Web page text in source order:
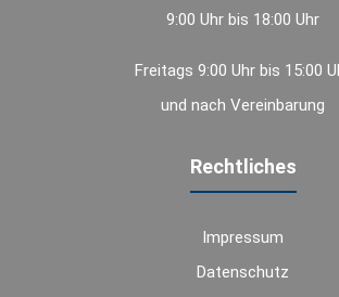
9:00 Uhr bis 18:00 Uhr
Freitags 9:00 Uhr bis 15:00
und nach Vereinbarung
Rechtliches
Impressum
Datenschutz